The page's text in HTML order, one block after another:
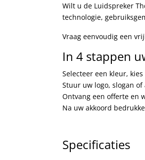
Wilt u de Luidspreker
technologie,
Vraag eenvoudig een
In 4 stappen
Selecteer een kleur,
Stuur uw logo, slogan
Ontvang een offerte en
Na uw akkoord
Specificaties